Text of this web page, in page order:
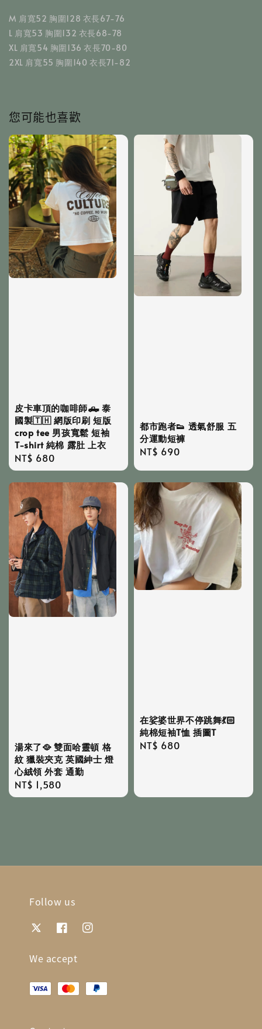
M 肩寬52 胸圍128 衣長67-76
L 肩寬53 胸圍132 衣長68-78
XL 肩寬54 胸圍136 衣長70-80
2XL 肩寬55 胸圍140 衣長71-82
您可能也喜歡
皮卡車頂的咖啡師🛻 泰
國製🇹🇭 網版印刷 短版
crop tee 男孩寬鬆 短袖
T-shirt 純棉 露肚 上衣
Regular
price
NT$ 680
都市跑者👟 透氣舒服 五
分運動短褲
Regular
NT$ 690
湯來了🥘 雙面哈靈頓 格
紋 獵裝夾克 英國紳士 燈
心絨領 外套 通勤
Regular
price
NT$ 1,580
在娑婆世界不停跳舞💃🏻
純棉短袖T恤 插圖T
Regular
NT$ 680
Follow us
We accept